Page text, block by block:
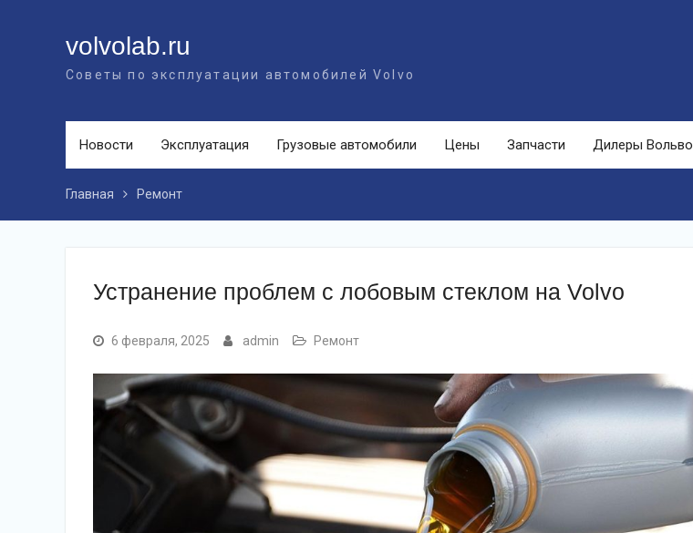
volvolab.ru
Советы по эксплуатации автомобилей Volvo
Новости Эксплуатация Грузовые автомобили Цены Запчасти Дилеры Вольво
Главная Ремонт
Устранение проблем с лобовым стеклом на Volvo
6 февраля, 2025 admin Ремонт